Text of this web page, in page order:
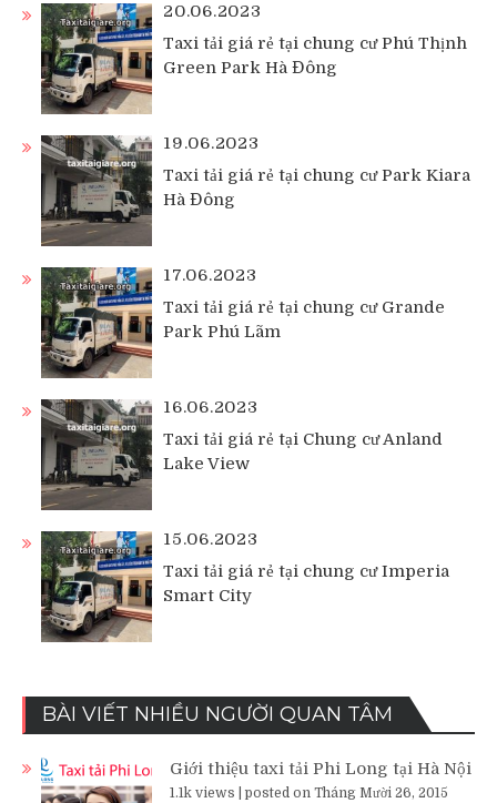
20.06.2023
Taxi tải giá rẻ tại chung cư Phú Thịnh
Green Park Hà Đông
19.06.2023
Taxi tải giá rẻ tại chung cư Park Kiara
Hà Đông
17.06.2023
Taxi tải giá rẻ tại chung cư Grande
Park Phú Lãm
16.06.2023
Taxi tải giá rẻ tại Chung cư Anland
Lake View
15.06.2023
Taxi tải giá rẻ tại chung cư Imperia
Smart City
BÀI VIẾT NHIỀU NGƯỜI QUAN TÂM
Giới thiệu taxi tải Phi Long tại Hà Nội
1.1k views posted on Tháng Mười 26, 2015